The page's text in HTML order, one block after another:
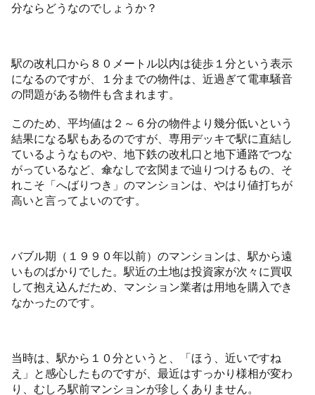
分ならどうなのでしょうか？
駅の改札口から８０メートル以内は徒歩１分という表示
になるのですが、１分までの物件は、近過ぎて電車騒音
の問題がある物件も含まれます。
このため、平均値は２～６分の物件より幾分低いという
結果になる駅もあるのですが、専用デッキで駅に直結し
ているようなものや、地下鉄の改札口と地下通路でつな
がっているなど、傘なしで玄関まで辿りつけるもの、そ
れこそ「へばりつき」のマンションは、やはり値打ちが
高いと言ってよいのです。
バブル期（１９９０年以前）のマンションは、駅から遠
いものばかりでした。駅近の土地は投資家が次々に買収
して抱え込んだため、マンション業者は用地を購入でき
なかったのです。
当時は、駅から１０分というと、「ほう、近いですね
え」と感心したものですが、最近はすっかり様相が変わ
り、むしろ駅前マンションが珍しくありません。